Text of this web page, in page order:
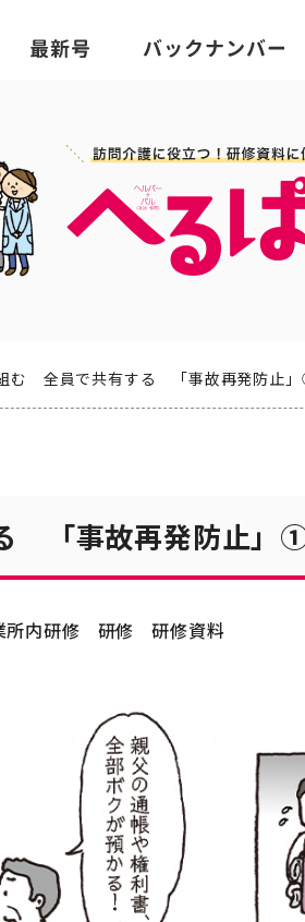
む 全員で共有する 「事故再発防止
「事故再発防止」
所内研修 研修 研修資料